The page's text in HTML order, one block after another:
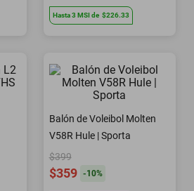
Hasta3 MSIde $226.33
Balón de Voleibol Molten
V58R Hule | Sporta
$399
$359 -10%